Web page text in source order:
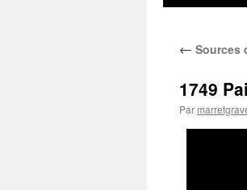
← Sources
1749
Par